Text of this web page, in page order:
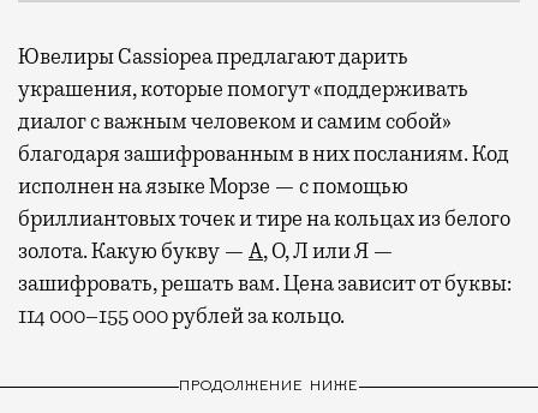
Ювелиры Cassiopea предлагают дарить
украшения, которые помогут «поддерживать
диалог с важным человеком и самим собой»
благодаря зашифрованным в них посланиям. Код
исполнен на языке Морзе — с помощью
бриллиантовых точек и тире на кольцах из белого
золота. Какую букву — А, О, Л или Я —
зашифровать, решать вам. Цена зависит от буквы:
114 000–155 000 рублей за кольцо.
ПРОДОЛЖЕНИЕ НИЖЕ